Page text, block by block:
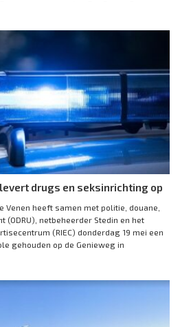
drugs en seksinrichting op
Venen heeft samen met politie, douane,
(ODRU), netbeheerder Stedin en het
(RIEC) donderdag 19 mei een
gehouden op de Genieweg in